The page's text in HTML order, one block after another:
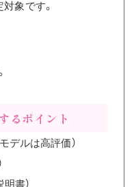
象です。
るポイント
デルは高評価）
明書）